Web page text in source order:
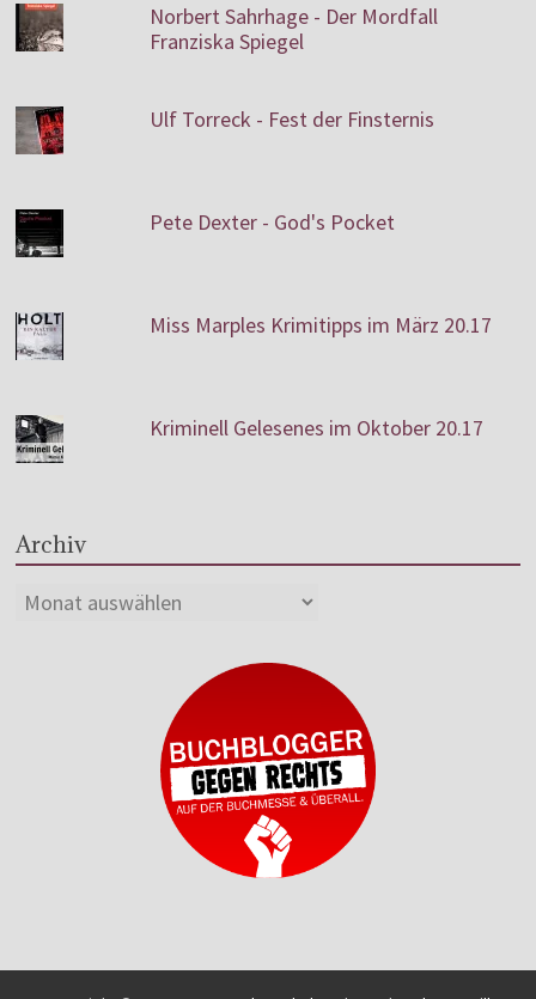
Norbert Sahrhage - Der Mordfall
Franziska Spiegel
Ulf Torreck - Fest der Finsternis
Pete Dexter - God's Pocket
Miss Marples Krimitipps im März 20.17
Kriminell Gelesenes im Oktober 20.17
Archiv